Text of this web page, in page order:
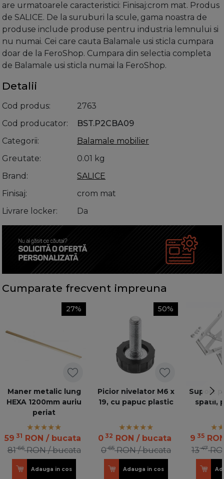
are urmatoarele caracteristici: Finisaj:crom mat. Produs
de SALICE. De la suruburi la scule, gama noastra de
produse include produse pentru industria lemnului si
nu numai. Cei care cauta Balamale usi sticla cumpara
doar de la FeroShop. Cumpara din selectia completa
de Balamale usi sticla numai la FeroShop.
Detalii
Cod produs
2763
Cod producator
BST.P2CBA09
Categorii
Balamale mobilier
Greutate
0.01 kg
Brand
SALICE
Finisaj
crom mat
Livrare locker
Da
Cumparate frecvent impreuna
27%
Maner metalic lung
HEXA 1200mm auriu
periat
59 31 RON / bucata
8166 RON / bucata
Adauga in cos
50%
Picior nivelator M6 x
19, cu papuc plastic
032 RON / bucata
065 RON / bucata
Adauga in cos
Suport
spatii,
9 35
1347